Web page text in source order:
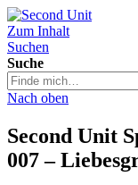
Second Unit
Zum Inhalt
Suchen
Suche
Suche
in
podcast.de/
Nach oben
Second Unit
007 –